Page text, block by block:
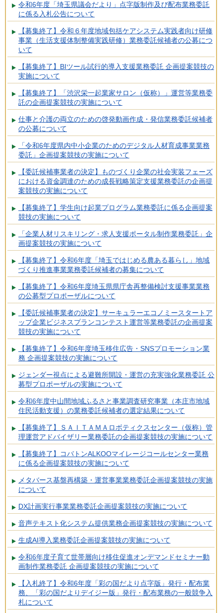
令和6年度「埼玉県議会だより」点字版制作及び配布業務委託
に係る入札公告について
【募集終了】令和６年度地域包括ケアシステム実践者向け研修
事業（生活支援体制整備実践研修）業務委託候補者の公募につ
いて
【募集終了】BIツール試行的導入支援業務委託 企画提案競技の
実施について
【募集終了】「渋沢栄一起業家サロン（仮称）」運営等業務委
託の企画提案競技の実施について
仕事と介護の両立のための啓発動画作成・発信業務委託候補者
の公募について
「令和6年度県内中小企業のためのデジタル人材育成事業業務
委託」企画提案競技の実施について
【委託候補事業者の決定】ものづくり企業の社会実装フェーズ
における資金調達のための成長戦略策定支援業務委託の企画提
案競技の実施について
【募集終了】学生向け起業プログラム業務委託に係る企画提案
競技の実施について
「企業人材リスキリング・求人支援ポータル制作業務委託」企
画提案競技の実施について
【募集終了】令和6年度「埼玉ではじめる農ある暮らし」地域
づくり推進事業業務委託候補者の募集について
【募集終了】令和6年度埼玉県県庁舎再整備検討支援事業業務
の公募型プロポーザルについて
【委託候補事業者の決定】サーキュラーエコノミースタートア
ップ企業ビジネスプランコンテスト運営等業務委託の企画提案
競技の実施について
【募集終了】令和6年度埼玉移住広告・SNSプロモーション業
務 企画提案競技の実施について
ジェンダー視点による避難所開設・運営の充実強化業務委託 公
募型プロポーザルの実施について
令和6年度中山間地域ふるさと事業調査研究事業（本庄市地域
住民活動支援）の業務委託候補者の選定結果について
【募集終了】ＳＡＩＴＡＭＡロボティクスセンター（仮称）管
理運営アドバイザリー業務委託の企画提案競技の実施について
【募集終了】コバトンALKOOマイレージコールセンター業務
に係る企画提案競技の実施について
メタバース基盤再構築・運営事業業務委託企画提案競技の実施
について
DX計画実行事業業務委託企画提案競技の実施について
音声テキスト化システム提供業務企画提案競技の実施について
生成AI導入業務委託企画提案競技の実施について
令和6年度子育て世帯層向け移住促進オンデマンドセミナー動
画制作業務委託 企画提案競技の実施について
【入札終了】令和6年度「彩の国だより点字版」発行・配布業
務、「彩の国だよりデイジー版」発行・配布業務の一般競争入
札について